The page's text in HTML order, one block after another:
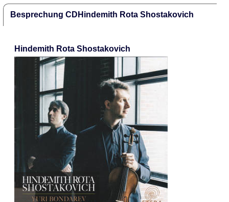
Besprechung CDHindemith Rota Shostakovich
Hindemith Rota Shostakovich